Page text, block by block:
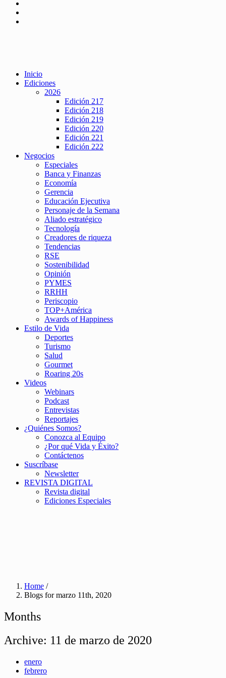
Inicio
Ediciones
2026
Edición 217
Edición 218
Edición 219
Edición 220
Edición 221
Edición 222
Negocios
Especiales
Banca y Finanzas
Economía
Gerencia
Educación Ejecutiva
Personaje de la Semana
Aliado estratégico
Tecnología
Creadores de riqueza
Tendencias
RSE
Sostenibilidad
Opinión
PYMES
RRHH
Periscopio
TOP+América
Awards of Happiness
Estilo de Vida
Deportes
Turismo
Salud
Gourmet
Roaring 20s
Videos
Webinars
Podcast
Entrevistas
Reportajes
¿Quiénes Somos?
Conozca al Equipo
¿Por qué Vida y Éxito?
Contáctenos
Suscríbase
Newsletter
REVISTA DIGITAL
Revista digital
Ediciones Especiales
Home /
Blogs for marzo 11th, 2020
Months
Archive: 11 de marzo de 2020
enero
febrero